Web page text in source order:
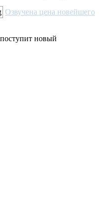
Озвучена цена новейшего
новый